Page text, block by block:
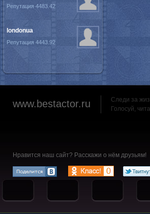
Репутация 4483.42
londonua
Репутация 4443.92
www.bestactor.ru
Следи за
Голосуй,
Нравится наш сайт? Расскажи о нём друзьям!